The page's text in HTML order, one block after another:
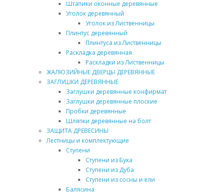
Штапики оконные деревянные
Уголок деревянный
Уголок из Лиственницы
Плинтус деревянный
Плинтуса из Лиственницы
Раскладка деревянная
Раскладки из Лиственницы
ЖАЛЮЗИЙНЫЕ ДВЕРЦЫ ДЕРЕВЯННЫЕ
ЗАГЛУШКИ ДЕРЕВЯННЫЕ
Заглушки деревянные конфирмат
Заглушки деревянные плоские
Пробки деревянные
Шляпки деревянные на болт
ЗАЩИТА ДРЕВЕСИНЫ
Лестницы и комплектующие
Ступени
Ступени из Бука
Ступени из Дуба
Ступени из сосны и ели
Балясина